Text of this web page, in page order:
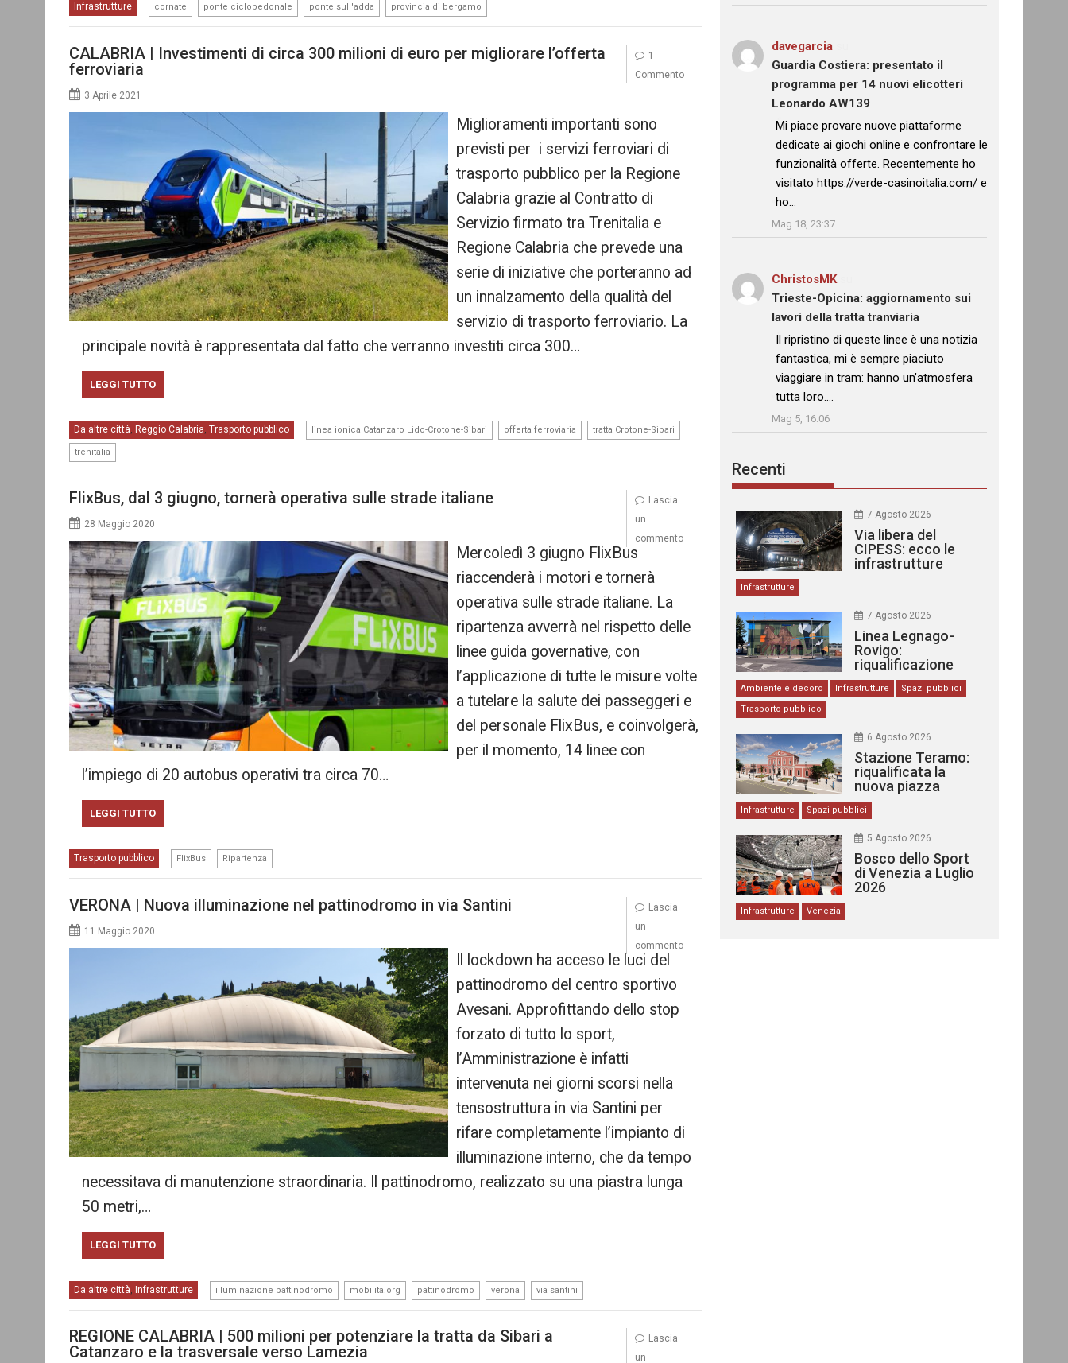
Infrastrutture cornate ponte ciclopedonale ponte sull'adda provincia di bergamo
CALABRIA | Investimenti di circa 300 milioni di euro per migliorare l’offerta
ferroviaria
3 Aprile 2021
Miglioramenti importanti sono
previsti per i servizi ferroviari di
trasporto pubblico per la Regione
Calabria grazie al Contratto di
Servizio firmato tra Trenitalia e
Regione Calabria che prevede una
serie di iniziative che porteranno ad
un innalzamento della qualità del
servizio di trasporto ferroviario. La
principale novità è rappresentata dal fatto che verranno investiti circa 300…
LEGGI TUTTO
Da altre città Reggio Calabria Trasporto pubblico linea ionica Catanzaro Lido-Crotone-Sibari offerta ferroviaria tratta Crotone-Sibari
trenitalia
1
Commento
FlixBus, dal 3 giugno, tornerà operativa sulle strade italiane
28 Maggio 2020
Mercoledì 3 giugno FlixBus
riaccenderà i motori e tornerà
operativa sulle strade italiane. La
ripartenza avverrà nel rispetto delle
linee guida governative, con
l’applicazione di tutte le misure volte
a tutelare la salute dei passeggeri e
del personale FlixBus, e coinvolgerà,
per il momento, 14 linee con
l’impiego di 20 autobus operativi tra circa 70…
LEGGI TUTTO
Trasporto pubblico FlixBus Ripartenza
Lascia
un
commento
VERONA | Nuova illuminazione nel pattinodromo in via Santini
11 Maggio 2020
Il lockdown ha acceso le luci del
pattinodromo del centro sportivo
Avesani. Approfittando dello stop
forzato di tutto lo sport,
l’Amministrazione è infatti
intervenuta nei giorni scorsi nella
tensostruttura in via Santini per
rifare completamente l’impianto di
illuminazione interno, che da tempo
necessitava di manutenzione straordinaria. Il pattinodromo, realizzato su una piastra lunga
50 metri,…
LEGGI TUTTO
Da altre città Infrastrutture illuminazione pattinodromo mobilita.org pattinodromo verona via santini
Lascia
un
commento
REGIONE CALABRIA | 500 milioni per potenziare la tratta da Sibari a
Catanzaro e la trasversale verso Lamezia
Lascia
un
davegarcia
Guardia Costiera: presentato il
programma per 14 nuovi elicotteri
Leonardo AW139
: “
Mi piace provare nuove piattaforme
dedicate ai giochi online e confrontare le
funzionalità offerte. Recentemente ho
visitato https://verde-casinoitalia.com/ e
ho…
Mag 18, 23:37
ChristosMKsu
Trieste-Opicina: aggiornamento sui
lavori della tratta tranviaria
: “
Il ripristino di queste linee è una notizia
fantastica, mi è sempre piaciuto
viaggiare in tram: hanno un’atmosfera
tutta loro.…
Mag 5, 16:06
Recenti
7 Agosto 2026
Via libera del
CIPESS: ecco le
infrastrutture
Infrastrutture
7 Agosto 2026
Linea Legnago-
Rovigo:
riqualificazione
delle stazioni
Ambiente e decoro Infrastrutture
Spazi pubblici
Trasporto pubblico
6 Agosto 2026
Stazione Teramo:
riqualificata la
nuova piazza
urbana
Infrastrutture Spazi pubblici
5 Agosto 2026
Bosco dello Sport
di Venezia a Luglio
2026
Infrastrutture Venezia